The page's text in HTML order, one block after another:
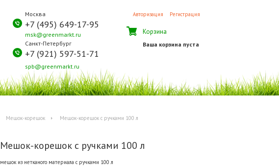
Москва
+7 (495) 649-17-95
msk@greenmarkt.ru
Санкт-Петербург
+7 (921) 597-51-71
spb@greenmarkt.ru
Авторизация Регистрация
Корзина
Ваша корзина пуста
Мешок-корешок Мешок-корешок с ручками 100 л
Мешок-корешок с ручками 100 л
мешок из нетканого материала с ручками 100 л